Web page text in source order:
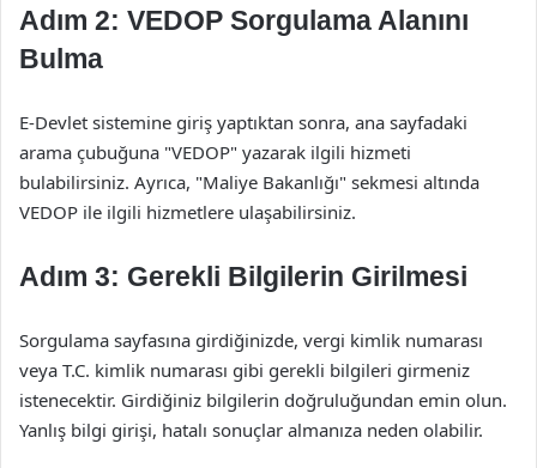
Adım 2: VEDOP Sorgulama Alanını
Bulma
E-Devlet sistemine giriş yaptıktan sonra, ana sayfadaki
arama çubuğuna "VEDOP" yazarak ilgili hizmeti
bulabilirsiniz. Ayrıca, "Maliye Bakanlığı" sekmesi altında
VEDOP ile ilgili hizmetlere ulaşabilirsiniz.
Adım 3: Gerekli Bilgilerin Girilmesi
Sorgulama sayfasına girdiğinizde, vergi kimlik numarası
veya T.C. kimlik numarası gibi gerekli bilgileri girmeniz
istenecektir. Girdiğiniz bilgilerin doğruluğundan emin olun.
Yanlış bilgi girişi, hatalı sonuçlar almanıza neden olabilir.